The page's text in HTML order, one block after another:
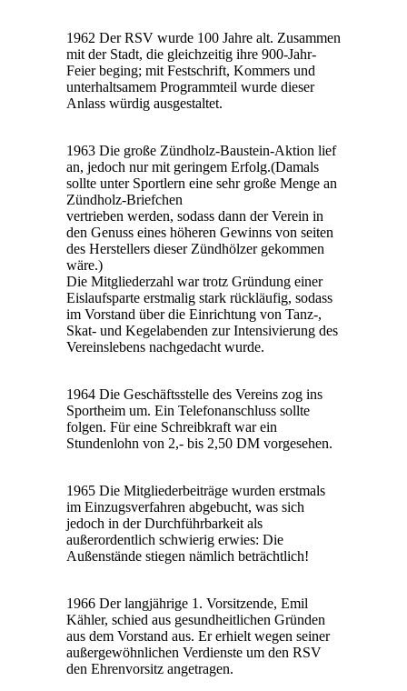
1962 Der RSV wurde 100 Jahre alt. Zusammen
mit der Stadt, die gleichzeitig ihre 900-Jahr-
Feier beging; mit Festschrift, Kommers und
unterhaltsamem Programmteil wurde dieser
Anlass würdig ausgestaltet.
1963 Die große Zündholz-Baustein-Aktion lief
an, jedoch nur mit geringem Erfolg.(Damals
sollte unter Sportlern eine sehr große Menge an
Zündholz-Briefchen
vertrieben werden, sodass dann der Verein in
den Genuss eines höheren Gewinns von seiten
des Herstellers dieser Zündhölzer gekommen
wäre.)
Die Mitgliederzahl war trotz Gründung einer
Eislaufsparte erstmalig stark rückläufig, sodass
im Vorstand über die Einrichtung von Tanz-,
Skat- und Kegelabenden zur Intensivierung des
Vereinslebens nachgedacht wurde.
1964 Die Geschäftsstelle des Vereins zog ins
Sportheim um. Ein Telefonanschluss sollte
folgen. Für eine Schreibkraft war ein
Stundenlohn von 2,- bis 2,50 DM vorgesehen.
1965 Die Mitgliederbeiträge wurden erstmals
im Einzugsverfahren abgebucht, was sich
jedoch in der Durchführbarkeit als
außerordentlich schwierig erwies: Die
Außenstände stiegen nämlich beträchtlich!
1966 Der langjährige 1. Vorsitzende, Emil
Kähler, schied aus gesundheitlichen Gründen
aus dem Vorstand aus. Er erhielt wegen seiner
außergewöhnlichen Verdienste um den RSV
den Ehrenvorsitz angetragen.